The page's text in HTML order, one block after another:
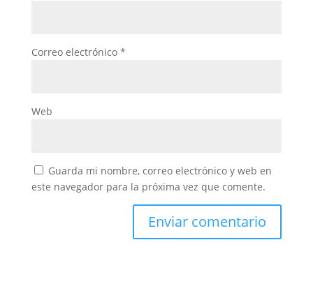
Correo electrónico *
Web
Guarda mi nombre, correo electrónico y web en
este navegador para la próxima vez que comente.